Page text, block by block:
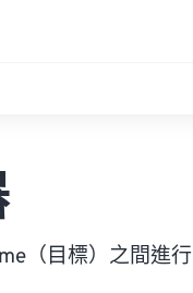
（目標）之間進行